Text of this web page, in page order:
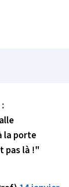
la porte
pas là !"